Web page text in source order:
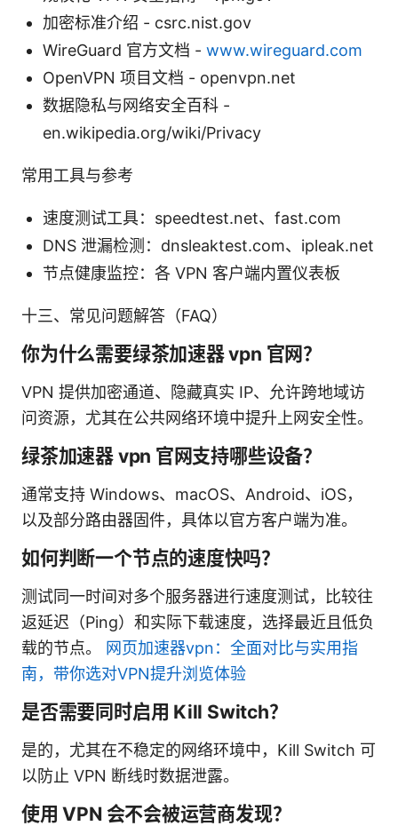
加密标准介绍 - csrc.nist.gov
WireGuard 官方文档 - www.wireguard.com
OpenVPN 项目文档 - openvpn.net
数据隐私与网络安全百科 -
en.wikipedia.org/wiki/Privacy
常用工具与参考
速度测试工具：speedtest.net、fast.com
DNS 泄漏检测：dnsleaktest.com、ipleak.net
节点健康监控：各 VPN 客户端内置仪表板
十三、常见问题解答（FAQ）
你为什么需要绿茶加速器 vpn 官网？
VPN 提供加密通道、隐藏真实 IP、允许跨地域访
问资源，尤其在公共网络环境中提升上网安全性。
绿茶加速器 vpn 官网支持哪些设备？
通常支持 Windows、macOS、Android、iOS，
以及部分路由器固件，具体以官方客户端为准。
如何判断一个节点的速度快吗？
测试同一时间对多个服务器进行速度测试，比较往
返延迟（Ping）和实际下载速度，选择最近且低负
载的节点。 网页加速器vpn：全面对比与实用指
南，带你选对VPN提升浏览体验
是否需要同时启用 Kill Switch？
是的，尤其在不稳定的网络环境中，Kill Switch 可
以防止 VPN 断线时数据泄露。
使用 VPN 会不会被运营商发现？